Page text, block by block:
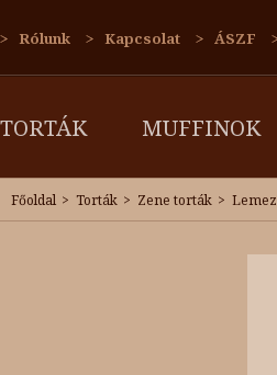
Rólunk Kapcsolat ÁSZF
TORTÁK MUFFINOK
Főoldal Torták Zene torták Lemez